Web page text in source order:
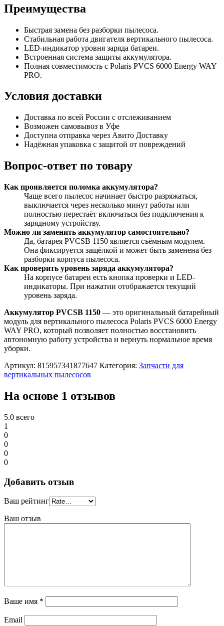
Преимущества
Быстрая замена без разборки пылесоса.
Стабильная работа двигателя вертикального пылесоса.
LED-индикатор уровня заряда батареи.
Встроенная система защиты аккумулятора.
Полная совместимость с Polaris PVCS 6000 Energy WAY
PRO.
Условия доставки
Доставка по всей России с отслеживанием
Возможен самовывоз в Уфе
Доступна отправка через Авито Доставку
Надёжная упаковка с защитой от повреждений
Вопрос-ответ по товару
Как проявляется поломка аккумулятора?
Чаще всего пылесос начинает быстро разряжаться,
выключается через несколько минут работы или
полностью перестаёт включаться без подключения к
зарядному устройству.
Можно ли заменить аккумулятор самостоятельно?
Да, батарея PVCSB 1150 является съёмным модулем.
Она фиксируется защёлкой и может быть заменена без
разборки корпуса пылесоса.
Как проверить уровень заряда аккумулятора?
На корпусе батареи есть кнопка проверки и LED-
индикаторы. При нажатии отображается текущий
уровень заряда.
Аккумулятор PVCSB 1150 — это оригинальный батарейный
модуль для вертикального пылесоса Polaris PVCS 6000 Energy
WAY PRO, который позволяет полностью восстановить
автономную работу устройства и вернуть нормальное время
уборки.
Артикул: 815957341877647 Категория: Запчасти для
вертикальных пылесосов
На основе 1 отзывов
5.0 всего
1
0
0
0
0
Добавить отзыв
Ваш рейтинг
Ваш отзыв
Ваше имя *
Email